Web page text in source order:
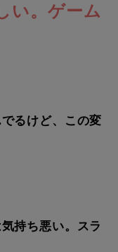
い。ゲーム
るけど、この変
持ち悪い。スラ